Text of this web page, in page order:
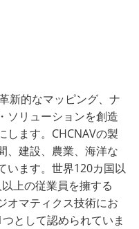
新的なマッピング、ナ
ソリューションを創造
します。CHCNAVの製
、建設、農業、海洋な
います。世界120カ国以
上の従業員を擁する
オマティクス技術にお
として認められていま